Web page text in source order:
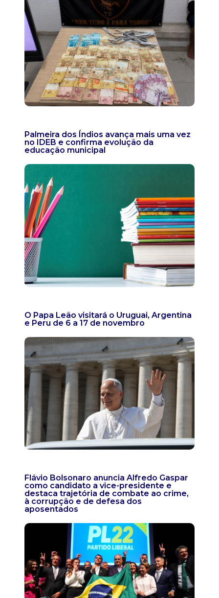
Palmeira dos Índios avança mais uma vez
no IDEB e confirma evolução da
educação municipal
O Papa Leão visitará o Uruguai, Argentina
e Peru de 6 a 17 de novembro
Flávio Bolsonaro anuncia Alfredo Gaspar
como candidato a vice-presidente e
destaca trajetória de combate ao crime,
à corrupção e de defesa dos
aposentados